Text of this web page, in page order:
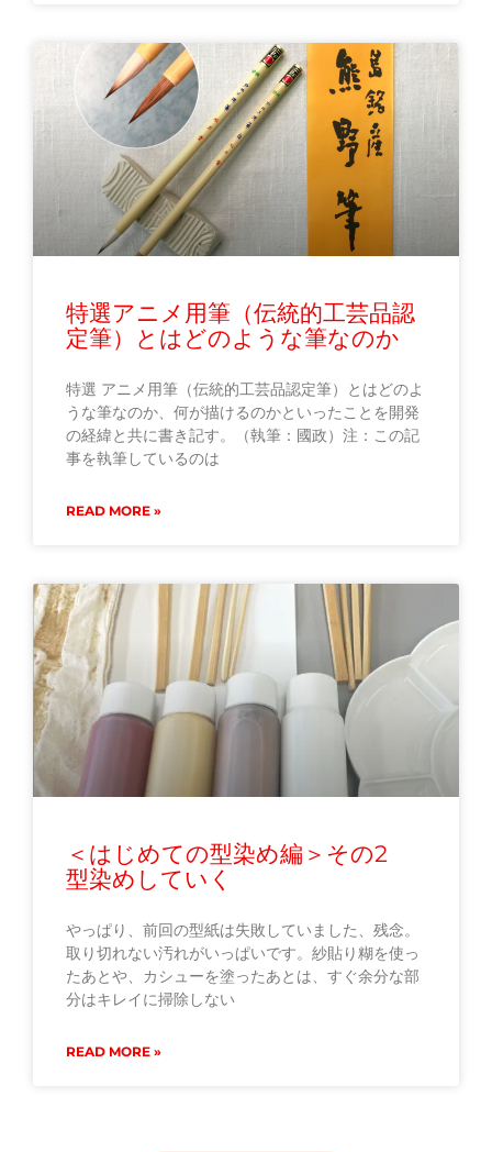
特選アニメ用筆（伝統的工芸品認
定筆）とはどのような筆なのか
特選 アニメ用筆（伝統的工芸品認定筆）とはどのよ
うな筆なのか、何が描けるのかといったことを開発
の経緯と共に書き記す。（執筆：國政）注：この記
事を執筆しているのは
READ MORE »
＜はじめての型染め編＞その2
型染めしていく
やっぱり、前回の型紙は失敗していました、残念。
取り切れない汚れがいっぱいです。紗貼り糊を使っ
たあとや、カシューを塗ったあとは、すぐ余分な部
分はキレイに掃除しない
READ MORE »